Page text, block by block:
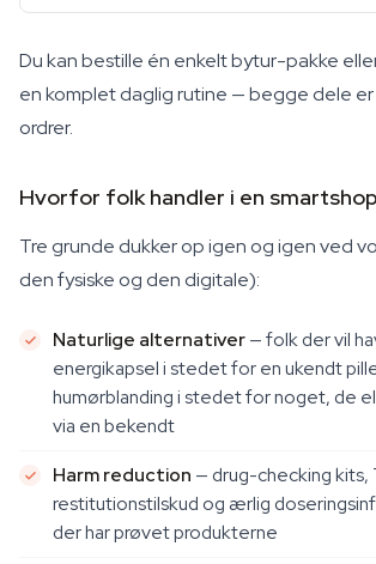
Du kan bestille én enkelt bytur-pakke
en komplet daglig rutine — begge dele
ordrer.
Hvorfor folk handler i en smartshop
Tre grunde dukker op igen og igen ved
den fysiske og den digitale):
Naturlige alternativer— folk der vil
energikapsel i stedet for en ukendt
humørblanding i stedet for noget, de
via en bekendt
Harm reduction — drug-checking kits,
restitutionstilskud og ærlig
der har prøvet produkterne